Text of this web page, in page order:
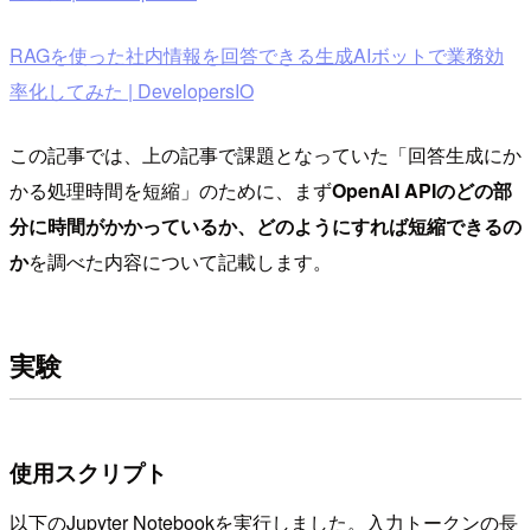
RAGを使った社内情報を回答できる生成AIボットで業務効
率化してみた | DevelopersIO
この記事では、上の記事で課題となっていた「回答生成にか
かる処理時間を短縮」のために、まずOpenAI APIのどの部
分に時間がかかっているか、どのようにすれば短縮できるの
かを調べた内容について記載します。
実験
使用スクリプト
以下のJupyter Notebookを実行しました。入力トークンの長